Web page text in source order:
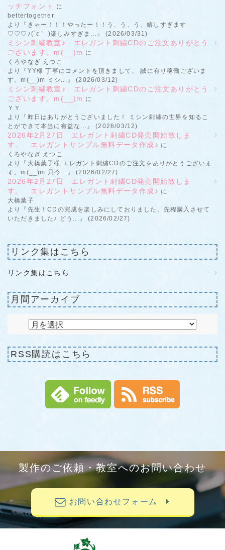
ッチフォント
に
bettertogether
より『きゃー！！！やったー！！う、う、う、嬉しすぎます
♡♡♡♪(´ε｀ )楽しみすぎま...』 (2026/03/31)
ミシン刺繍教室♪ エレガント刺繍CDのご注文ありがとう
ございます。m(__)m に
くろやなぎ えつこ
より『YY様 丁寧にコメントを頂きまして、 誠に有り稼働ございま
す。m(__)m ミシ...』 (2026/03/12)
ミシン刺繍教室♪ エレガント刺繍CDのご注文ありがとう
ございます。m(__)m に
ＹＹ
より『昨日はありがとうございました！ ミシン刺繍の世界を知るこ
とができて本当に有益な...』 (2026/03/12)
2026年2月27日 エレガント刺繍CD発売開始致しま
す。 エレガントサンプル無料データ作成♪ に
くろやなぎ えつこ
より『大橋葉子様 エレガント刺繍CDのご注文をありがとうございま
す。m(__)m 只今...』 (2026/02/27)
2026年2月27日 エレガント刺繍CD発売開始致しま
す。 エレガントサンプル無料データ作成♪ に
大橋葉子
より『先生！CDの完成を楽しみにしておりました。先程購入させて
いただきました♪ どう...』 (2026/02/27)
リンク集はこちら
リンク集はこちら
月間アーカイブ
RSS購読はこちら
製作のご依頼・教室へのお問い合わせ
お問い合わせフォーム